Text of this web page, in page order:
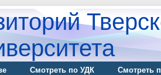
Смотреть по УДК
Смотреть